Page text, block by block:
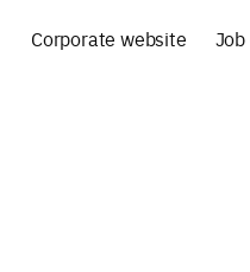
Corporate website Job